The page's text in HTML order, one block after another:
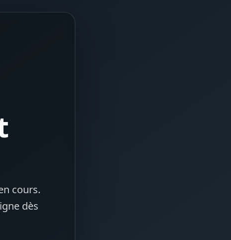
cours.
dès